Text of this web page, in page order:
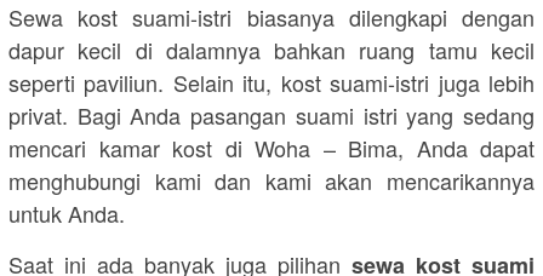
Sewa kost suami-istri biasanya dilengkapi dengan
dapur kecil di dalamnya bahkan ruang tamu kecil
seperti paviliun. Selain itu, kost suami-istri juga lebih
privat. Bagi Anda pasangan suami istri yang sedang
mencari kamar kost di Woha – Bima, Anda dapat
menghubungi kami dan kami akan mencarikannya
untuk Anda.
Saat ini ada banyak juga pilihan sewa kost suami